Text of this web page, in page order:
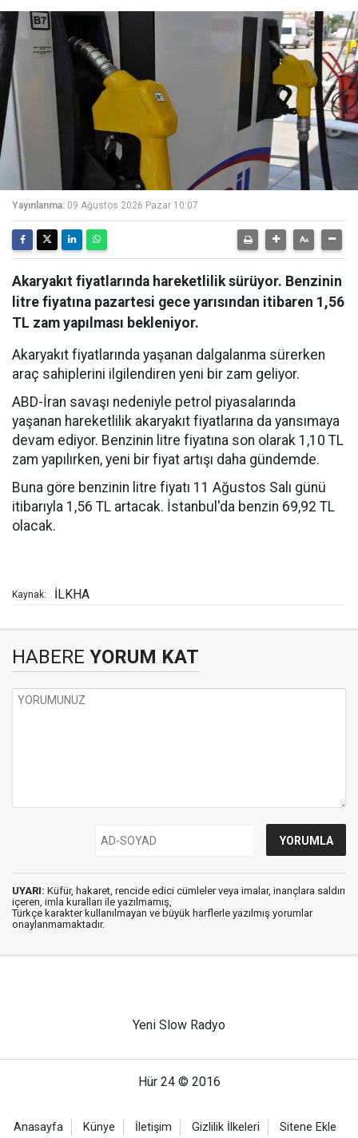
Yayınlanma: 09 Ağustos 2026 Pazar 10:07
Akaryakıt fiyatlarında hareketlilik sürüyor. Benzinin
litre fiyatına pazartesi gece yarısından itibaren 1,56
TL zam yapılması bekleniyor.
Akaryakıt fiyatlarında yaşanan dalgalanma sürerken
araç sahiplerini ilgilendiren yeni bir zam geliyor.
ABD-İran savaşı nedeniyle petrol piyasalarında
yaşanan hareketlilik akaryakıt fiyatlarına da yansımaya
devam ediyor. Benzinin litre fiyatına son olarak 1,10 TL
zam yapılırken, yeni bir fiyat artışı daha gündemde.
Buna göre benzinin litre fiyatı 11 Ağustos Salı günü
itibarıyla 1,56 TL artacak. İstanbul'da benzin 69,92 TL
olacak.
Kaynak: İLKHA
HABERE YORUM KAT
UYARI: Küfür, hakaret, rencide edici cümleler veya imalar, inançlara saldırı
içeren, imla kuralları ile yazılmamış,
Türkçe karakter kullanılmayan ve büyük harflerle yazılmış yorumlar
onaylanmamaktadır.
Yeni Slow Radyo
Hür 24 © 2016
Anasayfa Künye İletişim Gizlilik İlkeleri Sitene Ekle